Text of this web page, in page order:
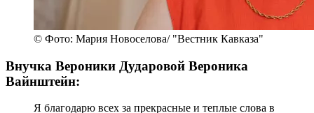
© Фото: Мария Новоселова/ "Вестник Кавказа"
Внучка Вероники Дударовой Вероника
Вайнштейн:
Я благодарю всех за прекрасные и теплые слова в